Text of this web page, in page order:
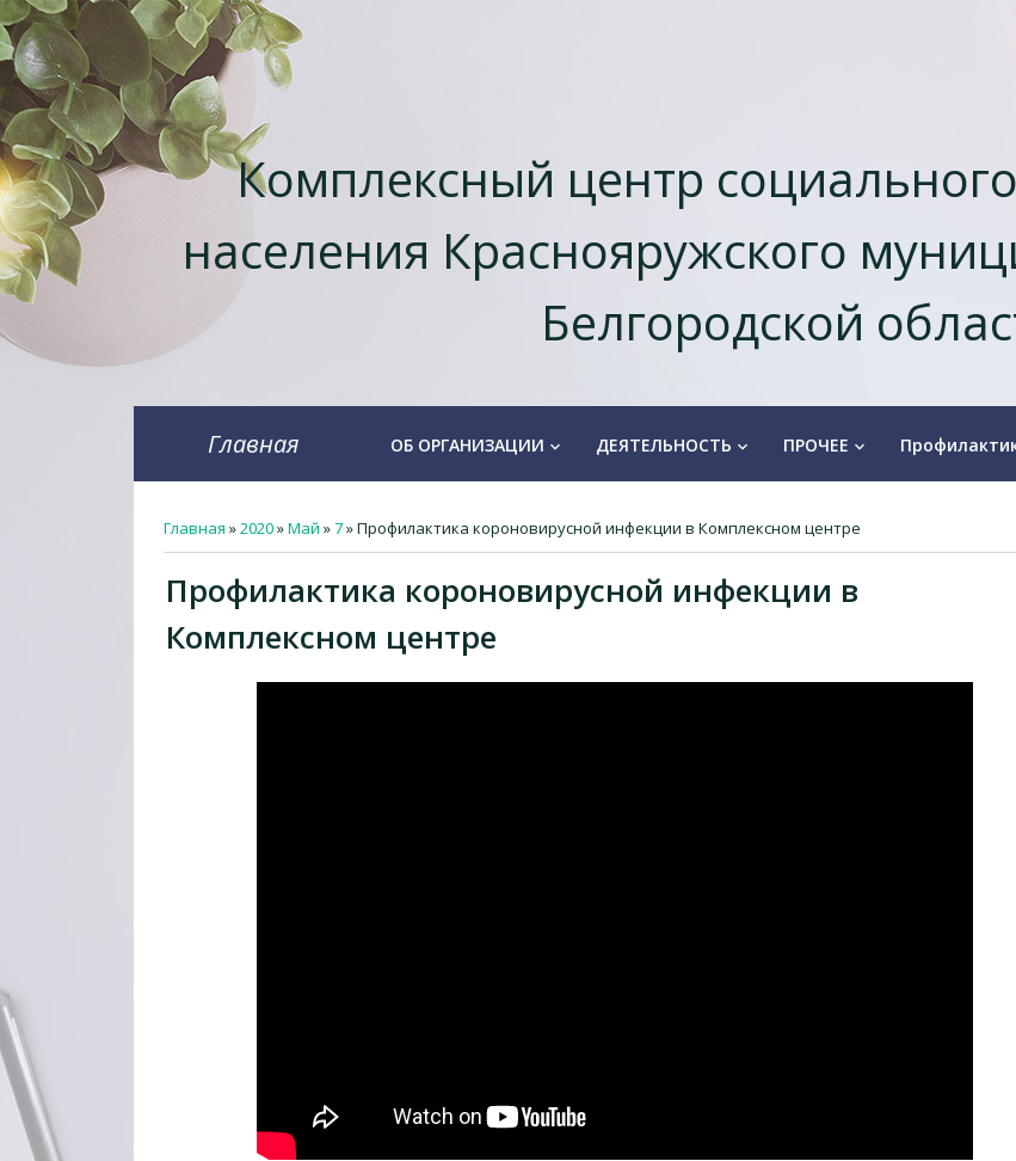
Комплексный центр
населения Краснояружcкого
Белгородской
Главная ОБ ОРГАНИЗАЦИИ keyboard_arrow_down ДЕЯТЕЛЬНОСТЬ keyboard_arrow_down ПРОЧЕЕ keyboard_arrow_down
Главная »2020»Май »7» Профилактика короновирусной инфекции в Комплексном центре
Профилактика короновирусной инфекции в
Комплексном центре